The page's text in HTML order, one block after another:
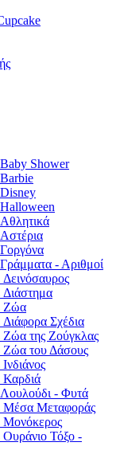
Shower
- Αριθμοί
Ζώα
Σχέδια
της Ζούγκλας
του Δάσους
- Φυτά
Μέσα Μεταφοράς
Τόξο -